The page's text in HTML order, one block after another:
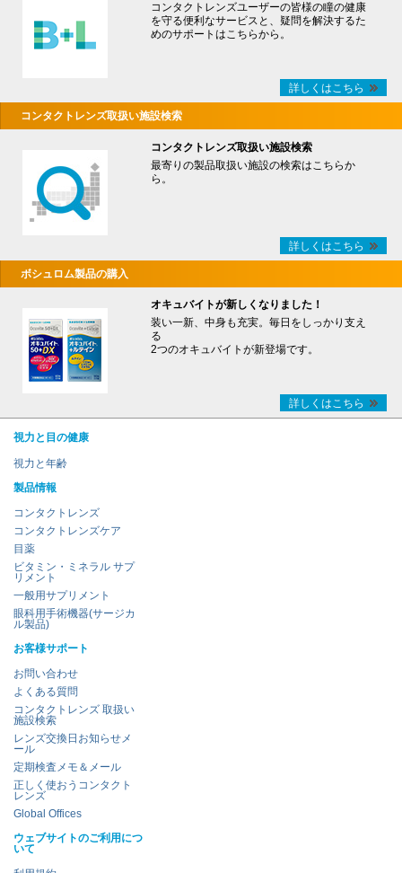
コンタクトレンズユーザーの皆様の瞳の健康
を守る便利なサービスと、疑問を解決するた
めのサポートはこちらから。
詳しくはこちら
コンタクトレンズ取扱い施設検索
コンタクトレンズ取扱い施設検索
最寄りの製品取扱い施設の検索はこちらか
ら。
詳しくはこちら
ボシュロム製品の購入
オキュバイトが新しくなりました！
装い一新、中身も充実。毎日をしっかり支え
る
2つのオキュバイトが新登場です。
詳しくはこちら
視力と目の健康
視力と年齢
製品情報
コンタクトレンズ
コンタクトレンズケア
目薬
ビタミン・ミネラル サプ
リメント
一般用サプリメント
眼科用手術機器(サージカ
ル製品)
お客様サポート
お問い合わせ
よくある質問
コンタクトレンズ 取扱い
施設検索
レンズ交換日お知らせメ
ール
定期検査メモ＆メール
正しく使おうコンタクト
レンズ
Global Offices
ウェブサイトのご利用につ
いて